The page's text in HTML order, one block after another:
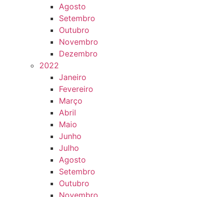
Agosto
Setembro
Outubro
Novembro
Dezembro
2022
Janeiro
Fevereiro
Março
Abril
Maio
Junho
Julho
Agosto
Setembro
Outubro
Novembro